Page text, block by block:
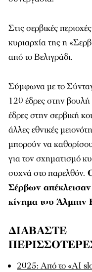
Στις σερβικές
κυριαρχία της η
από το Βελιγράδι.
Σύμφωνα με το
120 έδρες στην βουλή
έδρες στην σερβική
άλλες εθνικές
μπορούν να
για τον σχηματισμό
συχνά στο παρελθόν.
Σέρβων
κίνημα του Άλμπιν
ΔΙΑΒΑΣΤΕ
2025: Από το «AI